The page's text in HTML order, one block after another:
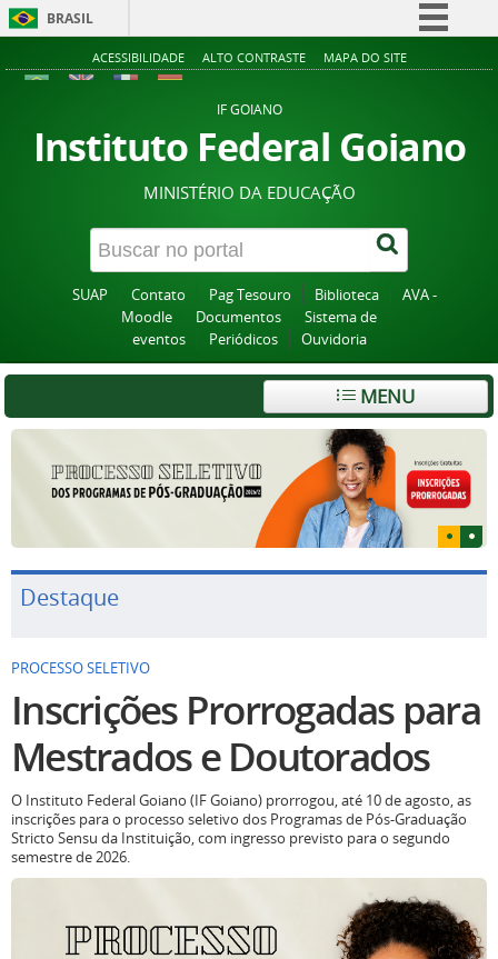
BRASIL
Simplifique!
Acesso à informação
Legislação
Canais
ACESSIBILIDADE ALTO CONTRASTE MAPA DO SITE
IF GOIANO
Instituto Federal Goiano
MINISTÉRIO DA EDUCAÇÃO
SUAP Contato Pag Tesouro Biblioteca
AVA -
Moodle
Documentos
Sistema de
eventos
Periódicos Ouvidoria
MENU
Destaque
PROCESSO SELETIVO
Inscrições Prorrogadas para
Mestrados e Doutorados
O Instituto Federal Goiano (IF Goiano) prorrogou, até 10 de agosto, as
inscrições para o processo seletivo dos Programas de Pós-Graduação
Stricto Sensu da Instituição, com ingresso previsto para o segundo
semestre de 2026.